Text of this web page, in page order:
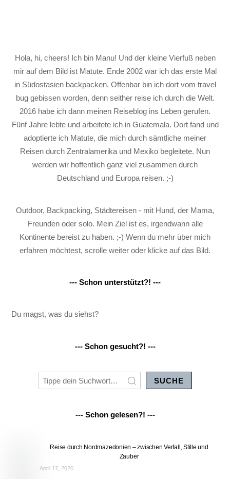
Hola, hi, cheers! Ich bin Manu! Und der kleine Vierfuß neben
mir auf dem Bild ist Matute. Ende 2002 war ich das erste Mal
in Südostasien backpacken. Offenbar bin ich dort vom travel
bug gebissen worden, denn seither reise ich durch die Welt.
2016 habe ich dann meinen Reiseblog ins Leben gerufen.
Fünf Jahre lebte und arbeitete ich in Guatemala. Dort fand und
adoptierte ich Matute, die mich durch sämtliche meiner
Reisen durch Zentralamerika und Mexiko begleitete. Nun
werden wir hoffentlich ganz viel zusammen durch
Deutschland und Europa reisen. ;-)
Outdoor, Backpacking, Städtereisen - mit Hund, der Mama,
Freunden oder solo. Mein Ziel ist es, irgendwann alle
Kontinente bereist zu haben. ;-) Wenn du mehr über mich
erfahren möchtest, scrolle weiter oder klicke auf das Bild.
--- Schon unterstützt?! ---
Du magst, was du siehst?
--- Schon gesucht?! ---
SUCHE
--- Schon gelesen?! ---
Reise durch Nordmazedonien – zwischen Verfall, Stille und
Zauber
April 17, 2026